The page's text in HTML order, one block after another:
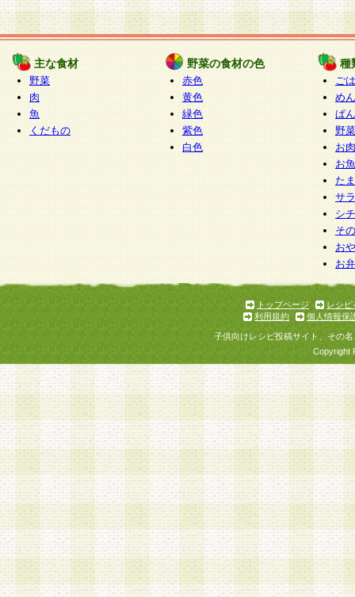
主な食材
野菜
肉
魚
くだもの
野菜の食材の色
赤色
黄色
緑色
紫色
白色
種
ご
めん
ぱん
野
お
お
た
サ
シ
そ
お
お
トップページ
レシピ
利用規約
個人情報保
子供向けレシピ投稿サイト、その
Copyright